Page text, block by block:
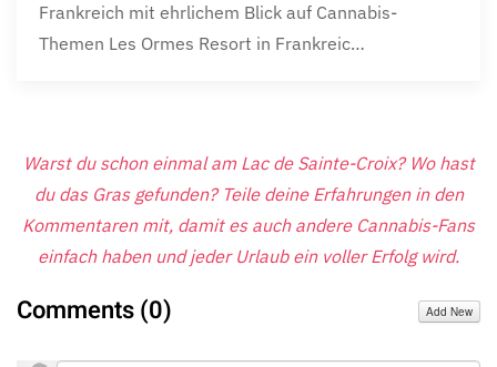
Frankreich mit ehrlichem Blick auf Cannabis-
Themen Les Ormes Resort in Frankreic…
Warst du schon einmal am Lac de Sainte-Croix? Wo hast
du das Gras gefunden? Teile deine Erfahrungen in den
Kommentaren mit, damit es auch andere Cannabis-Fans
einfach haben und jeder Urlaub ein voller Erfolg wird.
Comments (0) Add New